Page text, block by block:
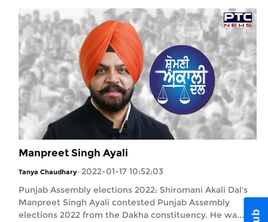
Manpreet Singh Ayali
Tanya Chaudhary- 2022-01-17 10:52:03
Punjab Assembly elections 2022: Shiromani Akali Dal's
Manpreet Singh Ayali contested Punjab Assembly
elections 2022 from the Dakha constituency. He wa...